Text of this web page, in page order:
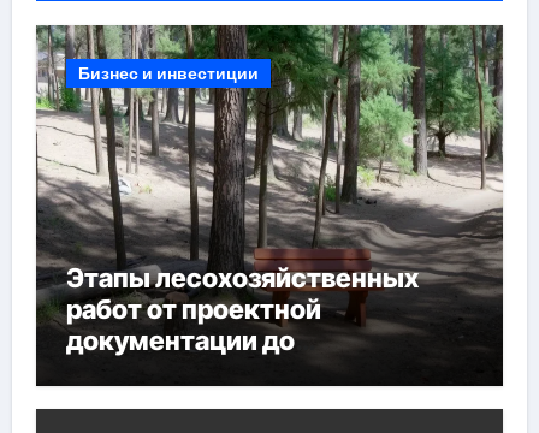
Бизнес и инвестиции
Этапы лесохозяйственных
работ от проектной
документации до
мероприятий и обустройства